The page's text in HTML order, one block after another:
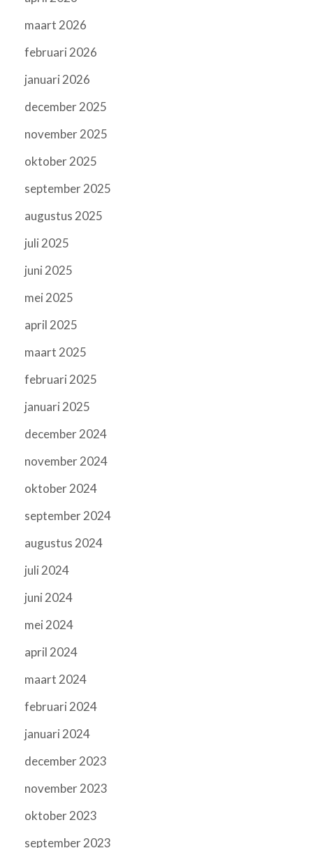
maart 2026
februari 2026
januari 2026
december 2025
november 2025
oktober 2025
september 2025
augustus 2025
juli 2025
juni 2025
mei 2025
april 2025
maart 2025
februari 2025
januari 2025
december 2024
november 2024
oktober 2024
september 2024
augustus 2024
juli 2024
juni 2024
mei 2024
april 2024
maart 2024
februari 2024
januari 2024
december 2023
november 2023
oktober 2023
september 2023